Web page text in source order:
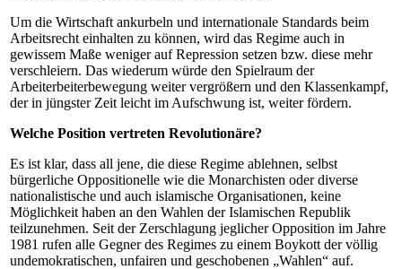
Um die Wirtschaft ankurbeln und internationale Standards beim
Arbeitsrecht einhalten zu können, wird das Regime auch in
gewissem Maße weniger auf Repression setzen bzw. diese mehr
verschleiern. Das wiederum würde den Spielraum der
Arbeiterbeiterbewegung weiter vergrößern und den Klassenkampf,
der in jüngster Zeit leicht im Aufschwung ist, weiter fördern.
Welche Position vertreten Revolutionäre?
Es ist klar, dass all jene, die diese Regime ablehnen, selbst
bürgerliche Oppositionelle wie die Monarchisten oder diverse
nationalistische und auch islamische Organisationen, keine
Möglichkeit haben an den Wahlen der Islamischen Republik
teilzunehmen. Seit der Zerschlagung jeglicher Opposition im Jahre
1981 rufen alle Gegner des Regimes zu einem Boykott der völlig
undemokratischen, unfairen und geschobenen „Wahlen“ auf.